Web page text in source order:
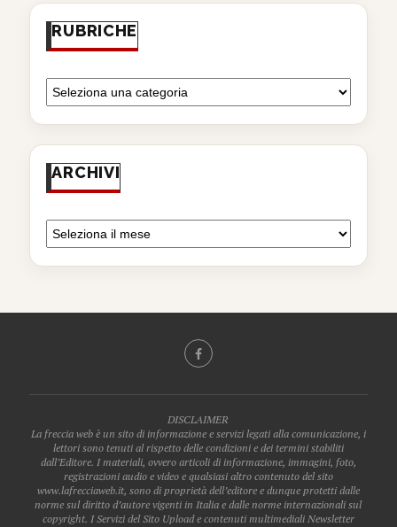
RUBRICHE
ARCHIVI
DISCLAIMER
La freccia web è un sito di informazione e servizi legati alla comunicazione, i
lettori sono tenuti al rispetto delle condizioni e dei termini stabiliti
dall’Editore. I materiali, ovvero articoli di informazione, immagini, foto,
registrazioni audio e video e qualsiasi altro contenuto del sito
www.lafrecciaweb.it, sono di proprietà dell’editore e dunque protetti dalle
norme sul diritto d’autore vigenti in Italia e dalle norme internazionali sul
copyright. I Servizi del Sito Upload e contenuti multimediali Newsletter